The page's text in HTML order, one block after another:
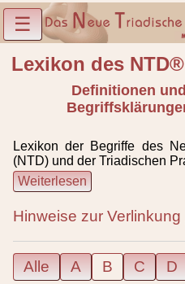
☰
Lexikon des
Definitionen und
Lexikon der Begriffe des
(NTD) und der Triadischen
Weiterlesen
Hinweise zur Verlinkung
Alle A B C D